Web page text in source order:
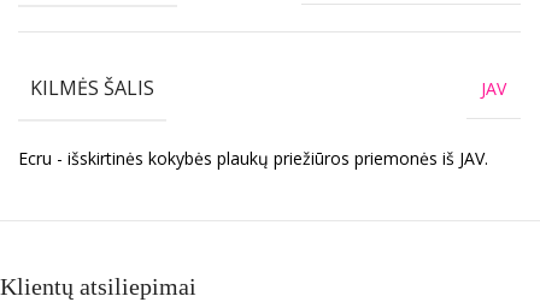
KILMĖS ŠALIS JAV
Ecru - išskirtinės kokybės plaukų priežiūros priemonės iš JAV.
Klientų atsiliepimai